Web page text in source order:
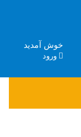
خوش آمدید
ورود